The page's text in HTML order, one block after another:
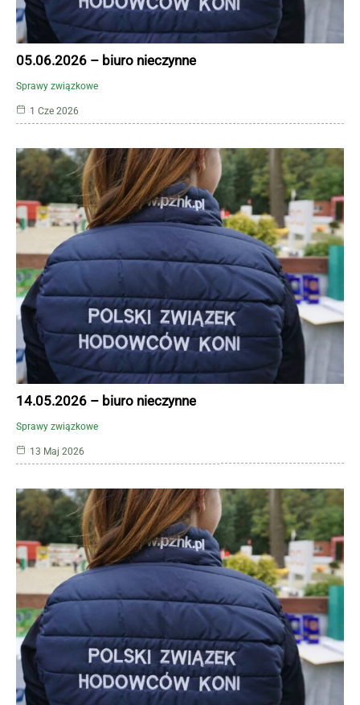
Sprawy związkowe
05.06.2026 – biuro nieczynne
1 Cze 2026
Sprawy związkowe
14.05.2026 – biuro nieczynne
13 Maj 2026